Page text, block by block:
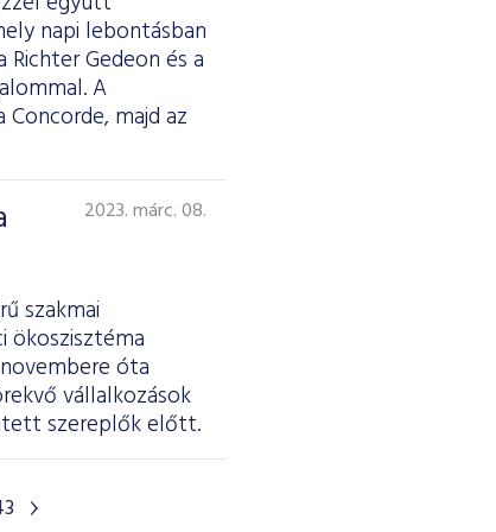
napi lebontásban
Gedeon és a
A
majd az
2023. márc. 08.
szakmai
ökoszisztéma
óta
vállalkozások
szereplők előtt.